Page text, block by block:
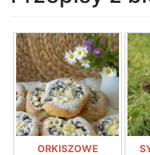
ORKISZOWE